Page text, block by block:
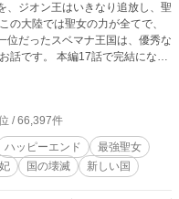
、ジオン王はいきなり追放し、聖
位だったスベマナ王国は、優秀な
/ 66,397件
ハッピーエンド
最強聖女
国の壊滅 新しい国